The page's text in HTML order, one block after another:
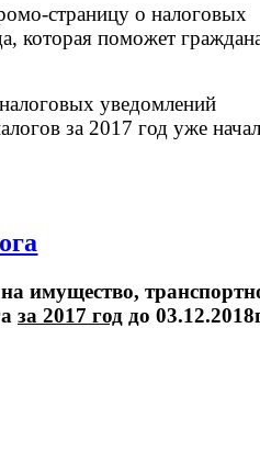
страницу о налоговых
которая поможет
уведомлений
за 2017 год уже
имущество,
за 2017 год до